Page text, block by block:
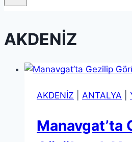
AKDENİZ
AKDENİZ ANTALYA
Manavgat’ta